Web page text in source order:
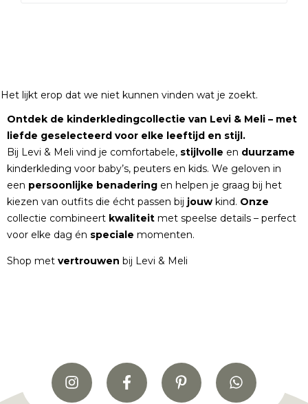
Het lijkt erop dat we niet kunnen vinden wat je zoekt.
Ontdek de kinderkledingcollectie van Levi & Meli – met
liefde geselecteerd voor elke leeftijd en stijl.
Bij Levi & Meli vind je comfortabele, stijlvolle en duurzame
kinderkleding voor baby’s, peuters en kids. We geloven in
een persoonlijke benadering en helpen je graag bij het
kiezen van outfits die écht passen bij jouw kind. Onze
collectie combineert kwaliteit met speelse details – perfect
voor elke dag én speciale momenten.
Shop met vertrouwen bij Levi & Meli